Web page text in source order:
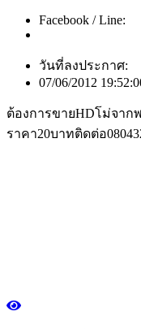
Facebook / Line:
วันที่ลงประกาศ:
07/06/2012
ต้องการขายHDโม่จาก
ราคา20บาทติดต่อ